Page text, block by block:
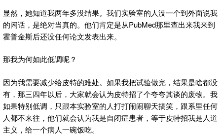
显然，她知道我两年多没结果。我们实验室的人没一个到外面说我
的闲话，是绝对当真的。他们肯定是从PubMed那里查出来我来到
霍普金斯后还没任何论文发表出来。
那我为何如此低调呢？
因为我需要减少给皮特的难处。如果我把试验做完，结果是啥都没
有，那三四年以后，大家就会认为皮特招了个夸夸其谈的废物。我
如果特别低调，只跟本实验室的人打打闹闹聊天搞笑，跟系里任何
人都不来往，他们就会认为我是自闭症患者，等于皮特招我是人道
主义，给一个病人一碗饭吃。